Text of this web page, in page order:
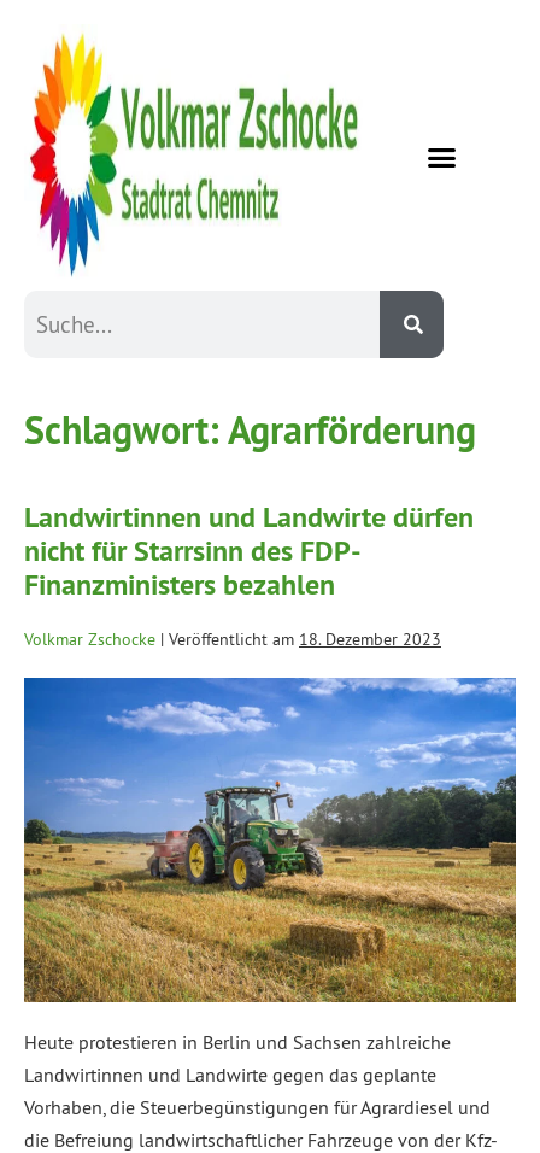
Schlagwort:Agrarförderung
Landwirtinnen und Landwirte dürfen
nicht für Starrsinn des FDP-
Finanzministers bezahlen
Volkmar Zschocke | Veröffentlicht am 18. Dezember 2023
Heute protestieren in Berlin und Sachsen zahlreiche
Landwirtinnen und Landwirte gegen das geplante
Vorhaben, die Steuerbegünstigungen für Agrardiesel und
die Befreiung landwirtschaftlicher Fahrzeuge von der Kfz-